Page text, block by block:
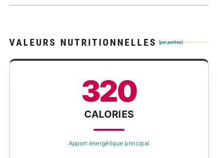
VALEURS NUTRITIONNELLES (par portion)
320
CALORIES
Apport énergétique principal